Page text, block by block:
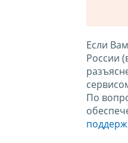
Если
России
По